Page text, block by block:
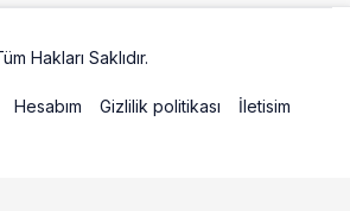
Hakları Saklıdır.
Hesabım Gizlilik politikası İletisim